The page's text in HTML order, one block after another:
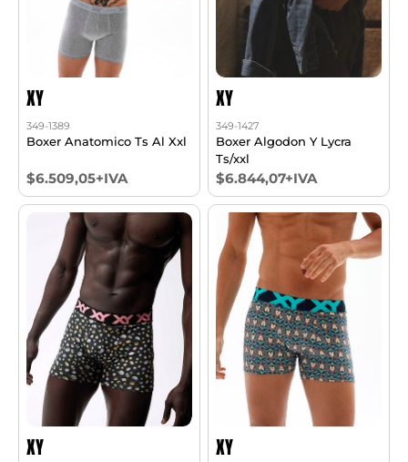
XY
349-1389
Boxer Anatomico Ts Al Xxl
$6.509,05+IVA
XY
349-1427
Boxer Algodon Y Lycra
Ts/xxl
$6.844,07+IVA
XY XY